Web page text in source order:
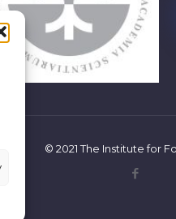
© 2021 The Institute for